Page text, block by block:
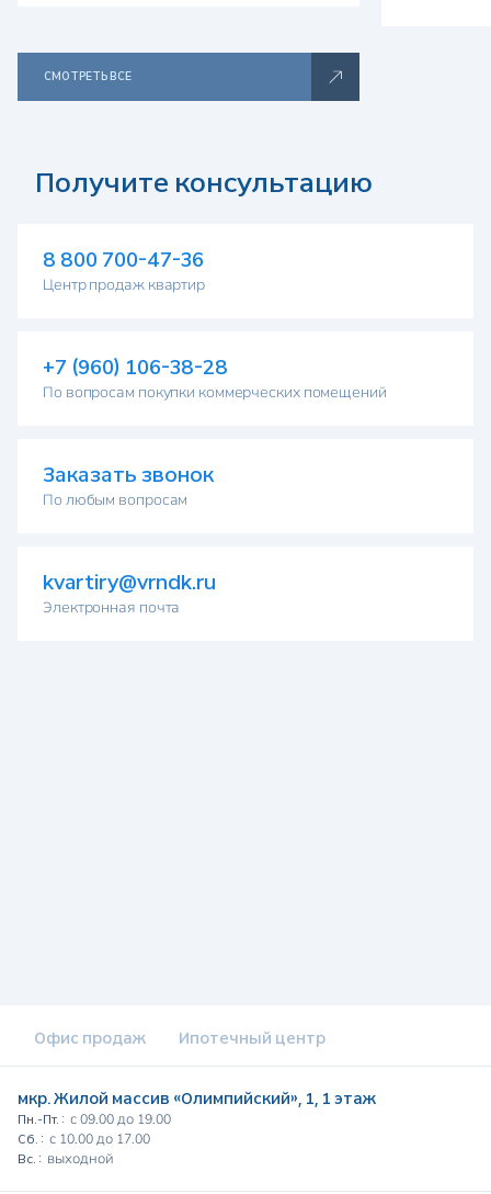
м
а
СМОТРЕТЬ ВСЕ
Получите консультацию
8 800 700-47-36
Центр продаж квартир
+7 (960) 106-38-28
По вопросам покупки коммерческих помещений
Заказать звонок
По любым вопросам
kvartiry@vrndk.ru
Электронная почта
Офис продаж Ипотечный центр
мкр. Жилой массив «Олимпийский», 1, 1 этаж
Пн.-Пт. : с 09.00 до 19.00
Сб. : с 10.00 до 17.00
Вс. : выходной